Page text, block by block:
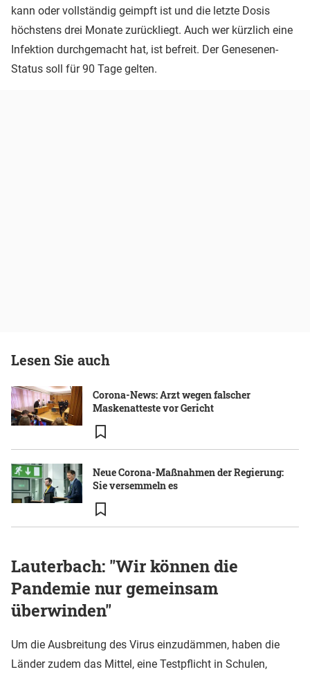
kann oder vollständig geimpft ist und die letzte Dosis
höchstens drei Monate zurückliegt. Auch wer kürzlich eine
Infektion durchgemacht hat, ist befreit. Der Genesenen-
Status soll für 90 Tage gelten.
Lesen Sie auch
Corona-News: Arzt wegen falscher
Maskenatteste vor Gericht
Neue Corona-Maßnahmen der Regierung:
Sie versemmeln es
Lauterbach: "Wir können die
Pandemie nur gemeinsam
überwinden"
Um die Ausbreitung des Virus einzudämmen, haben die
Länder zudem das Mittel, eine Testpflicht in Schulen,